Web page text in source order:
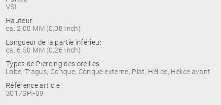
VSI
Hauteur:
ca. 2,00 MM (0,08 Inch)
Longueur de la partie inférieu:
ca. 6,50 MM (0,26 Inch)
Types de Piercing des oreilles:
Lobe, Tragus, Conque, Conque externe, Plat, Hélice, Hélice avant
Référence article :
3017SPI-09